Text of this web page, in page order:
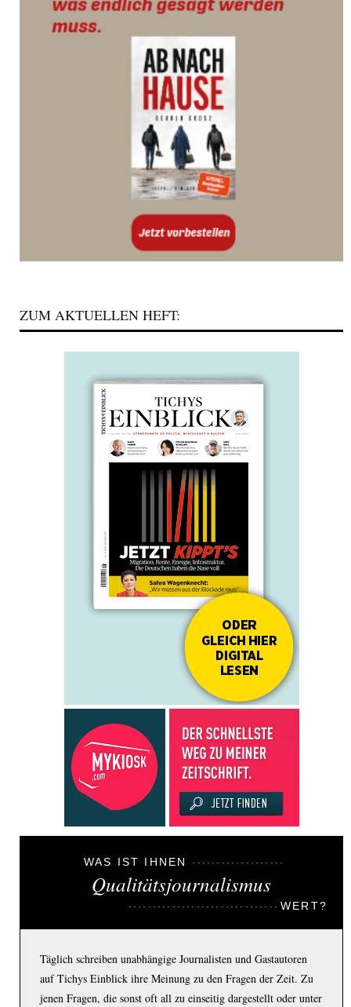
ZUM AKTUELLEN HEFT:
WAS IST IHNEN
Qualitätsjournalismus
WERT?
Täglich schreiben unabhängige Journalisten und Gastautoren
auf Tichys Einblick ihre Meinung zu den Fragen der Zeit. Zu
jenen Fragen, die sonst oft all zu einseitig dargestellt oder unter